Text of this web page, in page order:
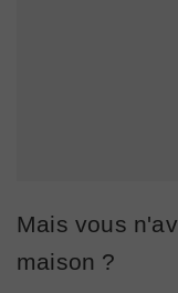
Mais vous
maison ?